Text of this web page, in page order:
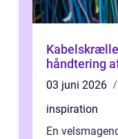
håndtering
03 juni 2026
inspiration
En